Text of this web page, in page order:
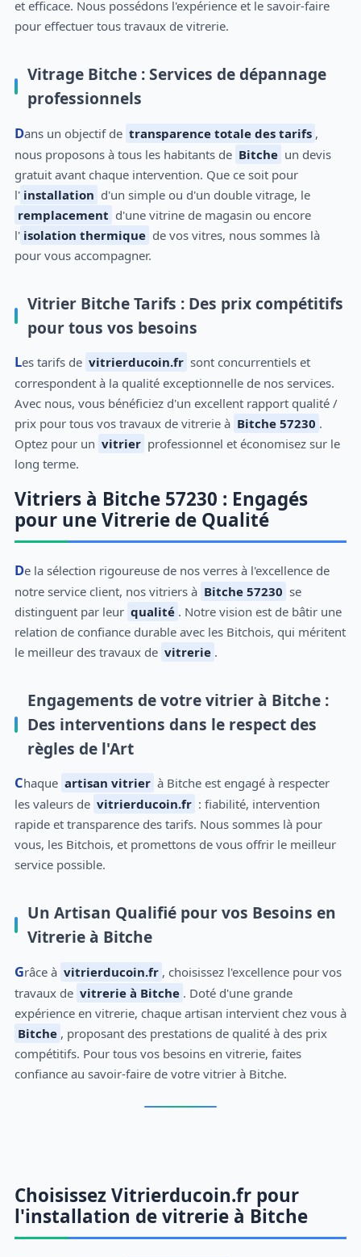
et efficace. Nous possédons l'expérience et le savoir-faire
pour effectuer tous travaux de vitrerie.
Vitrage Bitche : Services de dépannage
professionnels
Dans un objectif de transparence totale des tarifs ,
nous proposons à tous les habitants de Bitche un devis
gratuit avant chaque intervention. Que ce soit pour
l' installation d'un simple ou d'un double vitrage, le
remplacement d'une vitrine de magasin ou encore
l' isolation thermique de vos vitres, nous sommes là
pour vous accompagner.
Vitrier Bitche Tarifs : Des prix compétitifs
pour tous vos besoins
Les tarifs de vitrierducoin.fr sont concurrentiels et
correspondent à la qualité exceptionnelle de nos services.
Avec nous, vous bénéficiez d'un excellent rapport qualité /
prix pour tous vos travaux de vitrerie à Bitche 57230 .
Optez pour un vitrier professionnel et économisez sur le
long terme.
Vitriers à Bitche 57230 : Engagés
pour une Vitrerie de Qualité
De la sélection rigoureuse de nos verres à l'excellence de
notre service client, nos vitriers à Bitche 57230 se
distinguent par leur qualité . Notre vision est de bâtir une
relation de confiance durable avec les Bitchois, qui méritent
le meilleur des travaux de vitrerie .
Engagements de votre vitrier à Bitche :
Des interventions dans le respect des
règles de l'Art
Chaque artisan vitrier à Bitche est engagé à respecter
les valeurs de vitrierducoin.fr : fiabilité, intervention
rapide et transparence des tarifs. Nous sommes là pour
vous, les Bitchois, et promettons de vous offrir le meilleur
service possible.
Un Artisan Qualifié pour vos Besoins en
Vitrerie à Bitche
Grâce à vitrierducoin.fr , choisissez l'excellence pour vos
travaux de vitrerie à Bitche . Doté d'une grande
expérience en vitrerie, chaque artisan intervient chez vous à
Bitche , proposant des prestations de qualité à des prix
compétitifs. Pour tous vos besoins en vitrerie, faites
confiance au savoir-faire de votre vitrier à Bitche.
Choisissez Vitrierducoin.fr pour
l'installation de vitrerie à Bitche